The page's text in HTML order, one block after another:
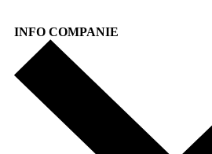
INFO COMPANIE